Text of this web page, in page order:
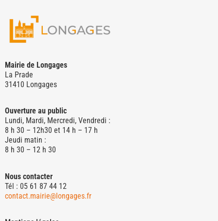
Mairie de Longages
La Prade
31410 Longages
Ouverture au public
Lundi, Mardi, Mercredi, Vendredi :
8 h 30 – 12h30 et 14 h – 17 h
Jeudi matin :
8 h 30 – 12 h 30
Nous contacter
Tél : 05 61 87 44 12
contact.mairie@longages.fr